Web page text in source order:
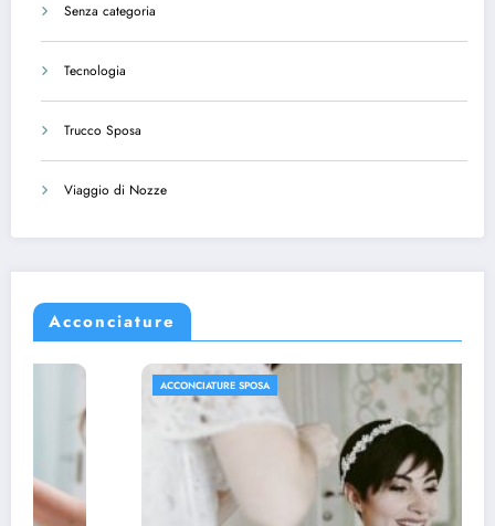
Senza categoria
Tecnologia
Trucco Sposa
Viaggio di Nozze
Acconciature
ACCONCIATURE SPOSA